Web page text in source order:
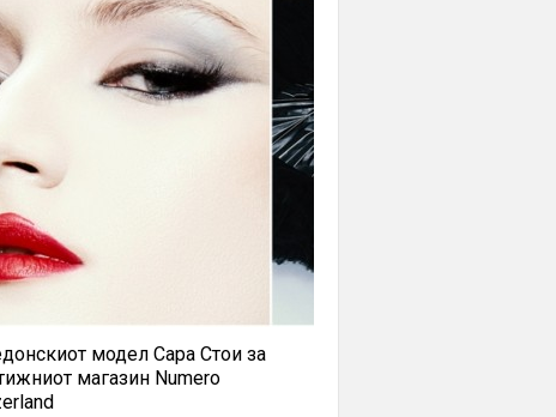
модел Сара Стои за
магазин Numero